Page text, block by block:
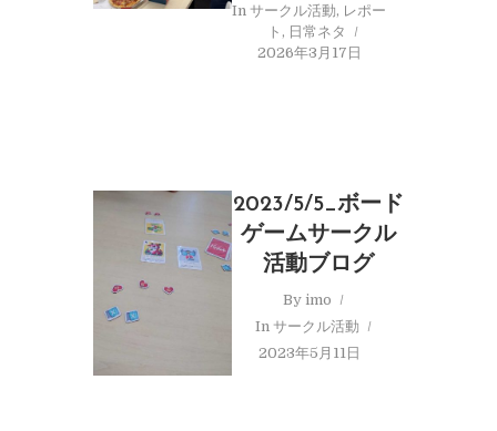
Inサークル活動, レポー
ト , 日常ネタ
2026年3月17日
2023/5/5_ボード
ゲームサークル
活動ブログ
By imo
Inサークル活動
2023年5月11日